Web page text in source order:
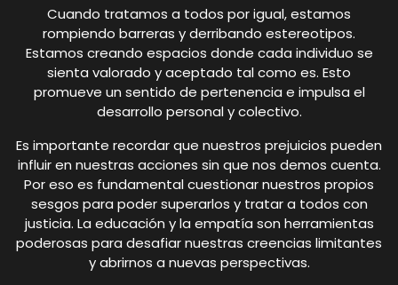
Cuando tratamos a todos por igual, estamos
rompiendo barreras y derribando estereotipos.
Estamos creando espacios donde cada individuo se
sienta valorado y aceptado tal como es. Esto
promueve un sentido de pertenencia e impulsa el
desarrollo personal y colectivo.
Es importante recordar que nuestros prejuicios pueden
influir en nuestras acciones sin que nos demos cuenta.
Por eso es fundamental cuestionar nuestros propios
sesgos para poder superarlos y tratar a todos con
justicia. La educación y la empatía son herramientas
poderosas para desafiar nuestras creencias limitantes
y abrirnos a nuevas perspectivas.